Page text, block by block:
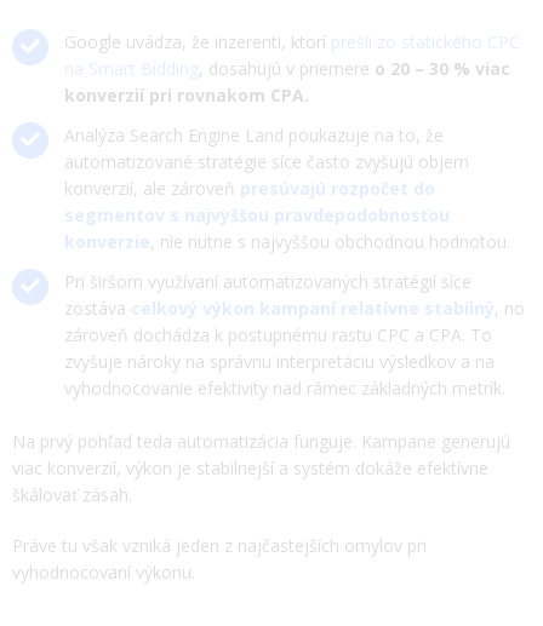
Google uvádza, že inzerenti, ktorí prešli zo statického CPC
na Smart Bidding, dosahujú v priemere o 20 – 30 % viac
konverzií pri rovnakom CPA.
Analýza Search Engine Land poukazuje na to, že
automatizované stratégie síce často zvyšujú objem
konverzií, ale zároveň presúvajú rozpočet do
segmentov s najvyššou pravdepodobnosťou
konverzie, nie nutne s najvyššou obchodnou hodnotou.
Pri širšom využívaní automatizovaných stratégií síce
zostáva celkový výkon kampaní relatívne stabilný, no
zároveň dochádza k postupnému rastu CPC a CPA. To
zvyšuje nároky na správnu interpretáciu výsledkov a na
vyhodnocovanie efektivity nad rámec základných metrík.
Na prvý pohľad teda automatizácia funguje. Kampane generujú
viac konverzií, výkon je stabilnejší a systém dokáže efektívne
škálovať zásah.
Práve tu však vzniká jeden z najčastejších omylov pri
vyhodnocovaní výkonu.